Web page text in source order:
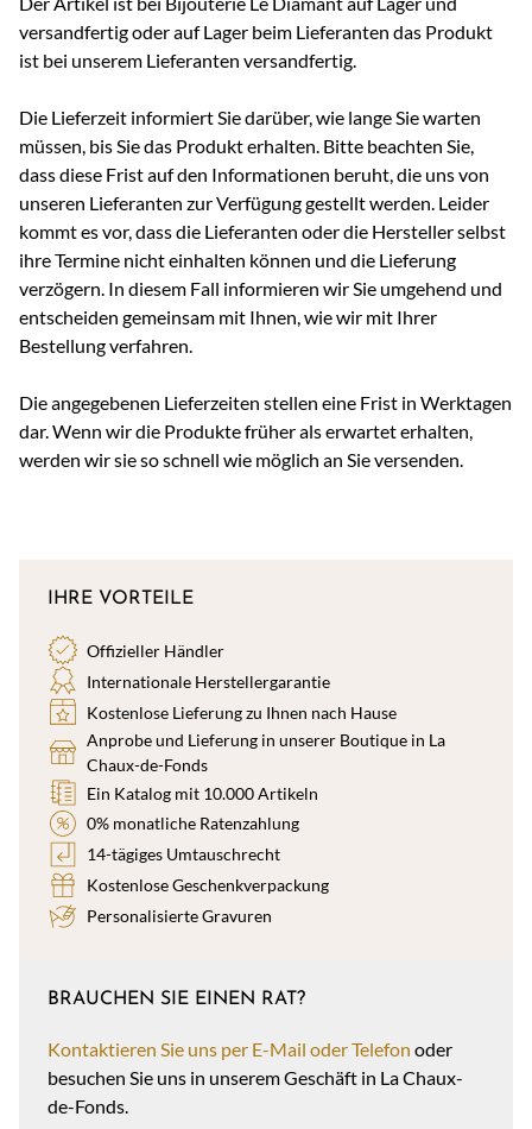
versandfertig oder auf Lager beim Lieferanten das Produkt
ist bei unserem Lieferanten versandfertig.
Die Lieferzeit informiert Sie darüber, wie lange Sie warten
müssen, bis Sie das Produkt erhalten. Bitte beachten Sie,
dass diese Frist auf den Informationen beruht, die uns von
unseren Lieferanten zur Verfügung gestellt werden. Leider
kommt es vor, dass die Lieferanten oder die Hersteller selbst
ihre Termine nicht einhalten können und die Lieferung
verzögern. In diesem Fall informieren wir Sie umgehend und
entscheiden gemeinsam mit Ihnen, wie wir mit Ihrer
Bestellung verfahren.
Die angegebenen Lieferzeiten stellen eine Frist in Werktagen
dar. Wenn wir die Produkte früher als erwartet erhalten,
werden wir sie so schnell wie möglich an Sie versenden.
IHRE VORTEILE
Offizieller Händler
Internationale Herstellergarantie
Kostenlose Lieferung zu Ihnen nach Hause
Anprobe und Lieferung in unserer Boutique in La
Chaux-de-Fonds
Ein Katalog mit 10.000 Artikeln
0% monatliche Ratenzahlung
14-tägiges Umtauschrecht
Kostenlose Geschenkverpackung
Personalisierte Gravuren
BRAUCHEN SIE EINEN RAT?
Kontaktieren Sie uns per E-Mail oder Telefon oder
besuchen Sie uns in unserem Geschäft in La Chaux-
de-Fonds.